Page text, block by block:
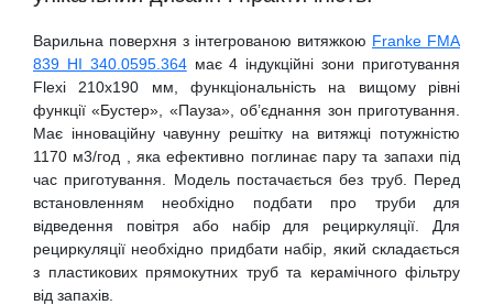
Варильна поверхня з інтегрованою витяжкою Franke FMA
839 HI 340.0595.364має 4 індукційні зони приготування
Flexi 210х190 мм, функціональність на вищому рівні
функції «Бустер», «Пауза», об’єднання зон приготування.
Має інноваційну чавунну решітку на витяжці потужністю
1170 м3/год , яка ефективно поглинає пару та запахи під
час приготування. Модель постачається без труб. Перед
встановленням необхідно подбати про труби для
відведення повітря або набір для рециркуляції. Для
рециркуляції необхідно придбати набір, який складається
з пластикових прямокутних труб та керамічного фільтру
від запахів.